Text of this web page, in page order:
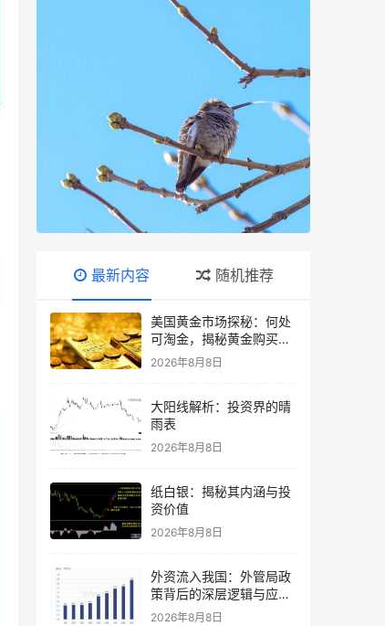
最新内容 随机推荐
美国黄金市场探秘：何处
可淘金，揭秘黄金购买指
南
2026年8月8日
大阳线解析：投资界的晴
雨表
2026年8月8日
纸白银：揭秘其内涵与投
资价值
2026年8月8日
外资流入我国：外管局政
策背后的深层逻辑与应对
策略
2026年8月8日